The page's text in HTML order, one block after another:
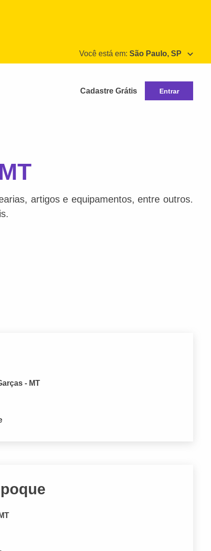
Você está em: São Paulo, SP
Cadastre Grátis Entrar
artigos e equipamentos, entre outros.
- MT